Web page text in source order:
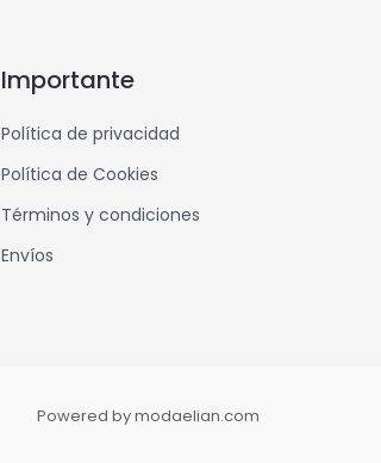
Importante
Política de privacidad
Política de Cookies
Términos y condiciones
Envíos
Powered by modaelian.com